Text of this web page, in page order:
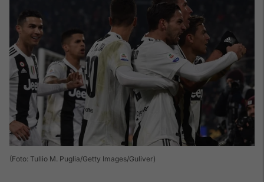
(Foto: Tullio M. Puglia/Getty Images/Guliver)